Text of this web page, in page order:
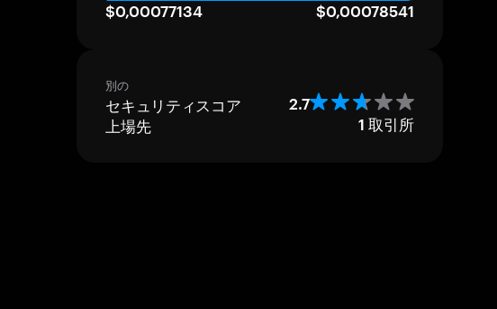
$0,00077134 $0,00078541
別の
セキュリティスコア 2.7
上場先 1 取引所